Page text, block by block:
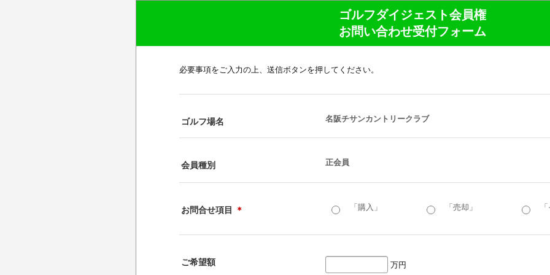
ゴルフダイジェスト会員権
お問い合わせ受付フォーム
必要事項をご入力の上、送信ボタンを押してください。
ゴルフ場名 名阪チサンカントリークラブ
会員種別 正会員
お問合せ項目 ＊ 「購入」 「売却」
ご希望額 万円